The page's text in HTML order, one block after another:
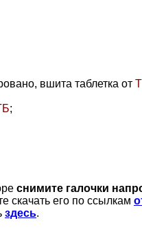
вшита таблетка от
;
снимите галочки
скачать его по ссылкам
здесь.